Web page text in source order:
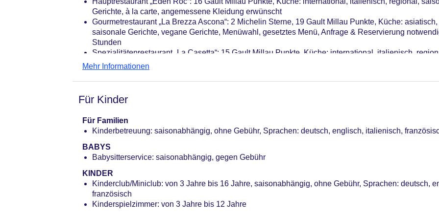
Businesscenter: ohne Gebühr
Tagungseinrichtungen: Konferenzräume: 3, klimatisierte Tagungsräume, Tageslicht,
Coffee Breaks: ca. 20 EUR
Gebäudeanzahl: 3, Etagen: 4, Zimmer: 95
Landeskategorie: 5 Sterne
Gerichte, à la carte, angemessene Kleidung erwünscht
Gourmetrestaurant „La Brezza Ascona“: 2 Michelin Sterne, 19 Gault Millau Punkte, Küche:
saisonale Gerichte, vegane Gerichte, Menüwahl, gesetztes Menü, Anfrage & Reservierung
Stunden
Spezialitätenrestaurant „La Casetta“: 15 Gault Millau Punkte, Küche: international, italienisch,
carte, mit Terrasse
mit Terrasse
Bars & mehr: 2
Pianobar „Eden Bar“
Mehr Informationen
Für Kinder
Für Familien
Kinderbetreuung: saisonabhängig, ohne Gebühr, Sprachen: deutsch, englisch, italienisch,
BABYS
Babysitterservice: saisonabhängig, gegen Gebühr
KINDER
Kinderclub/Miniclub: von 3 Jahre bis 16 Jahre, saisonabhängig, ohne Gebühr, Sprachen: deutsch,
französisch
Kinderspielzimmer: von 3 Jahre bis 12 Jahre